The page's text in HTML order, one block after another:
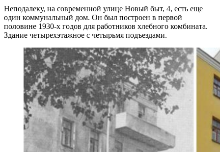
Неподалеку, на современной улице Новый быт, 4, есть еще
один коммунальный дом. Он был построен в первой
половине 1930-х годов для работников хлебного комбината.
Здание четырехэтажное с четырьмя подъездами.